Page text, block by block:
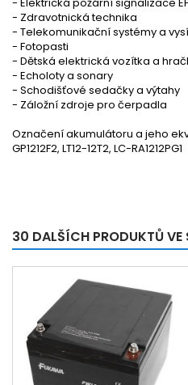
- Zdravotnická technika
- Telekomunikační systémy a
- Fotopasti
- Dětská elektrická vozítka a
- Echoloty a sonary
- Schodišťové sedačky a výtahy
- Záložní zdroje pro čerpadla
Označení akumulátoru a jeho
GP1212F2, LT12-12T2, LC-RA1212PG1
30 DALŠÍCH PRODUKTŮ VE